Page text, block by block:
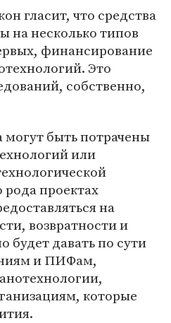
гласит, что средства
на несколько типов
финансирование
Это
собственно,
могут быть потрачены
или
проектах
на
возвратности и
будет давать по сути
и ПИФам,
которые